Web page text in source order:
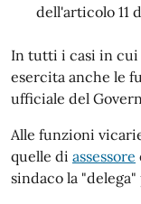
dell'articolo 11
In tutti i casi in cui
esercita anche le
ufficiale del
Alle funzioni
quelle di assessore
sindaco la